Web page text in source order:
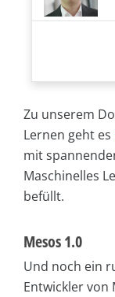
Zu unserem
Lernen geht es
mit
Maschinelles
befüllt.
Mesos 1.0
Und noch ein
Entwickler von